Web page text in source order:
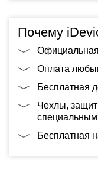
Почему
Оплата
Бесплатная
Чехлы,
Бесплатная